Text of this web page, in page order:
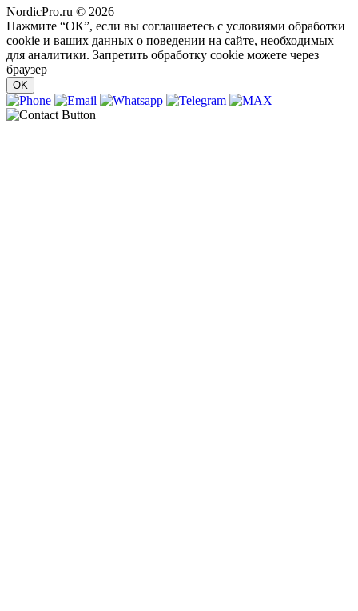
NordicPro.ru © 2026
Нажмите “ОК”, если вы соглашаетесь с условиями обработки
cookie и ваших данных о поведении на сайте, необходимых
для аналитики. Запретить обработку cookie можете через
браузер
OK